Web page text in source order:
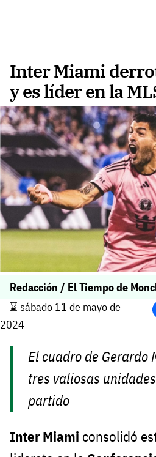
Inter Miami
y es líder en la
Redacción / El Tiempo de
⌛️ sábado 11 de mayo de
2024
El cuadro de Gerardo
tres valiosas
partido
Inter Miami consolidó